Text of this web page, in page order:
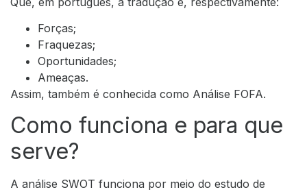
Forças;
Fraquezas;
Oportunidades;
Ameaças.
Assim, também é conhecida como Análise FOFA.
Como funciona e para que
serve?
A análise SWOT funciona por meio do estudo de